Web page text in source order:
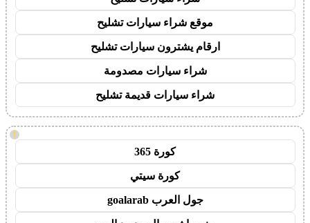
موقع شراء سيارات تشليح
ارقام يشترون سيارات تشليح
شراء سيارات مصدومة
شراء سيارات قديمة تشليح
!
كورة 365
كورة سيتي
جول العرب goalarab